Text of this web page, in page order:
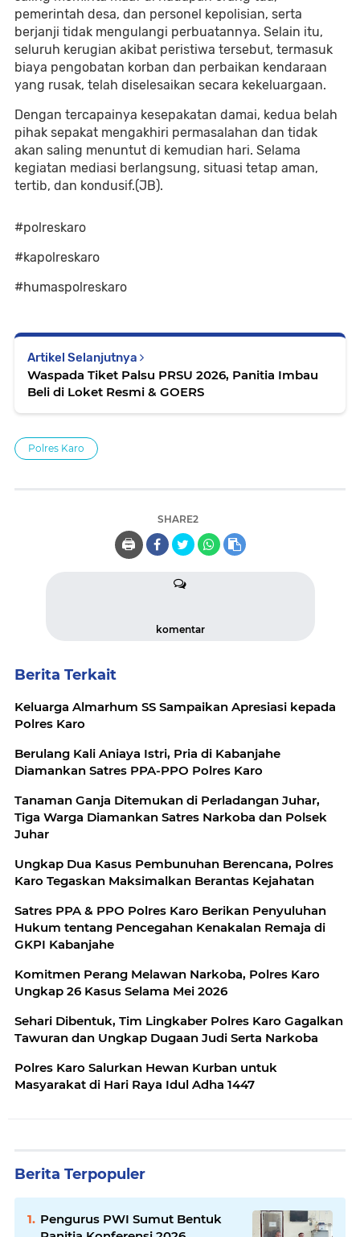
pemerintah desa, dan personel kepolisian, serta
berjanji tidak mengulangi perbuatannya. Selain itu,
seluruh kerugian akibat peristiwa tersebut, termasuk
biaya pengobatan korban dan perbaikan kendaraan
yang rusak, telah diselesaikan secara kekeluargaan.
Dengan tercapainya kesepakatan damai, kedua belah
pihak sepakat mengakhiri permasalahan dan tidak
akan saling menuntut di kemudian hari. Selama
kegiatan mediasi berlangsung, situasi tetap aman,
tertib, dan kondusif.(JB).
#polreskaro
#kapolreskaro
#humaspolreskaro
Artikel Selanjutnya
Waspada Tiket Palsu PRSU 2026, Panitia Imbau
Beli di Loket Resmi & GOERS
Polres Karo
SHARE2
🖨️
komentar
Berita Terkait
Keluarga Almarhum SS Sampaikan Apresiasi kepada
Polres Karo
Berulang Kali Aniaya Istri, Pria di Kabanjahe
Diamankan Satres PPA-PPO Polres Karo
Tanaman Ganja Ditemukan di Perladangan Juhar,
Tiga Warga Diamankan Satres Narkoba dan Polsek
Juhar
Ungkap Dua Kasus Pembunuhan Berencana, Polres
Karo Tegaskan Maksimalkan Berantas Kejahatan
Satres PPA & PPO Polres Karo Berikan Penyuluhan
Hukum tentang Pencegahan Kenakalan Remaja di
GKPI Kabanjahe
Komitmen Perang Melawan Narkoba, Polres Karo
Ungkap 26 Kasus Selama Mei 2026
Sehari Dibentuk, Tim Lingkaber Polres Karo Gagalkan
Tawuran dan Ungkap Dugaan Judi Serta Narkoba
Polres Karo Salurkan Hewan Kurban untuk
Masyarakat di Hari Raya Idul Adha 1447
Berita Terpopuler
Pengurus PWI Sumut Bentuk